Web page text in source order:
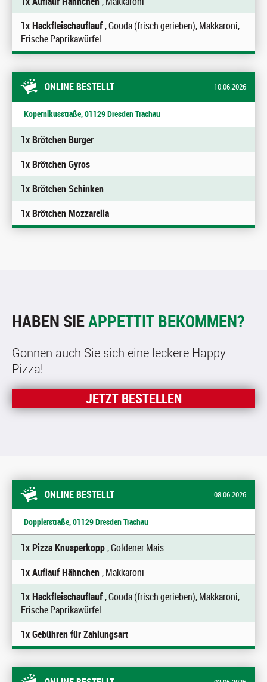
1x Hackfleischauflauf, Gouda (frisch gerieben), Makkaroni,
Frische Paprikawürfel
ONLINE BESTELLT 10.06.2026
Kopernikusstraße, 01129 Dresden Trachau
1x Brötchen Burger
1x Brötchen Gyros
1x Brötchen Schinken
1x Brötchen Mozzarella
HABEN SIEAPPETTIT BEKOMMEN?
Gönnen auch Sie sich eine leckere Happy
Pizza!
JETZT BESTELLEN
ONLINE BESTELLT 08.06.2026
Dopplerstraße, 01129 Dresden Trachau
1x Pizza Knusperkopp, Goldener Mais
1x Auflauf Hähnchen, Makkaroni
1x Hackfleischauflauf, Gouda (frisch gerieben), Makkaroni,
Frische Paprikawürfel
1x Gebühren für Zahlungsart